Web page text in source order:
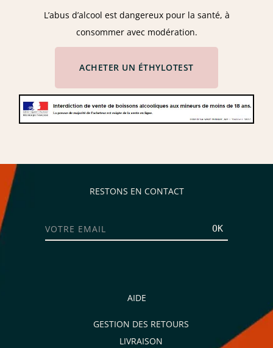
L’abus d’alcool est dangereux pour la santé, à
consommer avec modération.
ACHETER UN ÉTHYLOTEST
RESTONS EN CONTACT
OK
AIDE
GESTION DES RETOURS
LIVRAISON